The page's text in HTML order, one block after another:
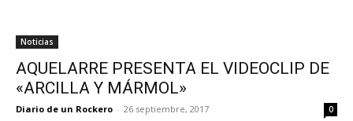
Noticias
AQUELARRE PRESENTA EL VIDEOCLIP DE
«ARCILLA Y MÁRMOL»
Diario de un Rockero - 26 septiembre, 2017 0